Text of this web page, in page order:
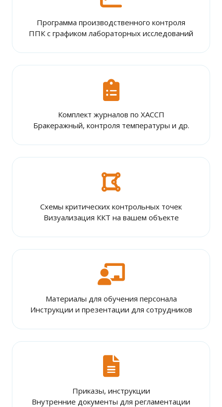
Программа производственного контроля
ППК с графиком лабораторных исследований
Комплект журналов по ХАССП
Бракеражный, контроля температуры и др.
Схемы критических контрольных точек
Визуализация ККТ на вашем объекте
Материалы для обучения персонала
Инструкции и презентации для сотрудников
Приказы, инструкции
Внутренние документы для регламентации